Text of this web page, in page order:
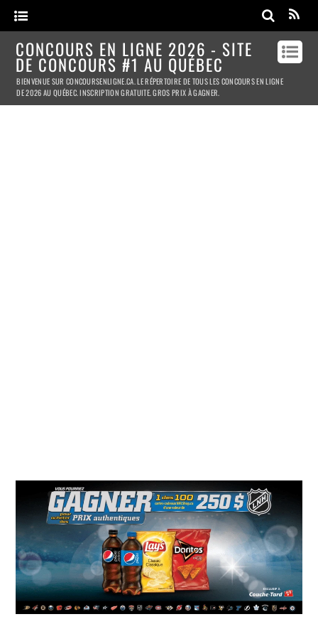
CONCOURS EN LIGNE 2026 - SITE
DE CONCOURS #1 AU QUÉBEC
BIENVENUE SUR CONCOURSENLIGNE.CA. LE RÉPERTOIRE DE TOUS LES CONCOURS EN LIGNE
DE 2026 AU QUÉBEC. INSCRIPTION GRATUITE. GROS PRIX À GAGNER.